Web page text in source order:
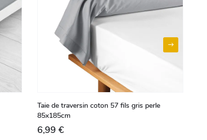
Taie de traversin coton 57 fils gris perle
85x185cm
6,99 €